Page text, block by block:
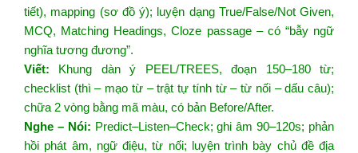
tiết), mapping (sơ đồ ý); luyện dạng True/False/Not Given,
MCQ, Matching Headings, Cloze passage – có “bẫy ngữ
nghĩa tương đương”.
Viết: Khung dàn ý PEEL/TREES, đoạn 150–180 từ;
checklist (thì – mạo từ – trật tự tính từ – từ nối – dấu câu);
chữa 2 vòng bằng mã màu, có bản Before/After.
Nghe – Nói: Predict–Listen–Check; ghi âm 90–120s; phản
hồi phát âm, ngữ điệu, từ nối; luyện trình bày chủ đề địa